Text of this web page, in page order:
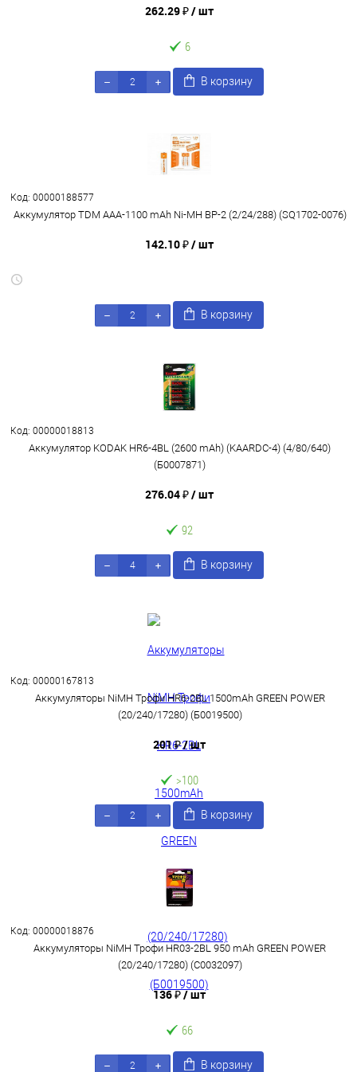
262.29 ₽/ шт
6
В корзину
Код: 00000188577
Аккумулятор TDM AAA-1100 mAh Ni-MH BP-2 (2/24/288) (SQ1702-0076)
142.10 ₽/ шт
В корзину
Код: 00000018813
Аккумулятор KODAK HR6-4BL (2600 mAh) (KAARDC-4) (4/80/640)
(Б0007871)
276.04 ₽/ шт
92
В корзину
Код: 00000167813
Аккумуляторы NiMH Трофи HR6-2BL 1500mAh GREEN POWER
(20/240/17280) (Б0019500)
201 ₽/ шт
>100
В корзину
Код: 00000018876
Аккумуляторы NiMH Трофи HR03-2BL 950 mAh GREEN POWER
(20/240/17280) (C0032097)
136 ₽/ шт
66
В корзину